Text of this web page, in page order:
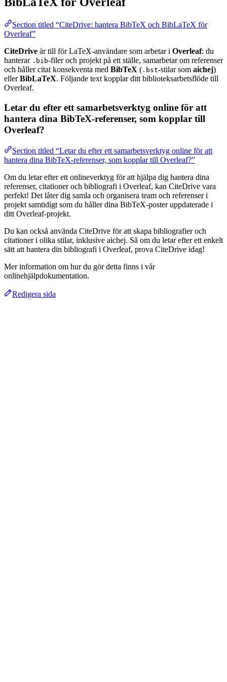
Section titled “CiteDrive: hantera BibTeX och BibLaTeX för
Overleaf”
CiteDrive är till för LaTeX-användare som arbetar i Overleaf: du
hanterar .bib-filer och projekt på ett ställe, samarbetar om referenser
och håller citat konsekventa med BibTeX ( .bst-stilar som aichej)
ellerBibLaTeX. Följande text kopplar ditt biblioteksarbetsflöde till
Overleaf.
Letar du efter ett samarbetsverktyg online för att
hantera dina BibTeX-referenser, som kopplar till
Overleaf?
Section titled “Letar du efter ett samarbetsverktyg online för att
hantera dina BibTeX-referenser, som kopplar till Overleaf?”
Om du letar efter ett onlineverktyg för att hjälpa dig hantera dina
referenser, citationer och bibliografi i Overleaf, kan CiteDrive vara
perfekt! Det låter dig samla och organisera team och referenser i
projekt samtidigt som du håller dina BibTeX-poster uppdaterade i
ditt Overleaf-projekt.
Du kan också använda CiteDrive för att skapa bibliografier och
citationer i olika stilar, inklusive aichej. Så om du letar efter ett enkelt
sätt att hantera din bibliografi i Overleaf, prova CiteDrive idag!
Mer information om hur du gör detta finns i vår
onlinehjälpdokumentation.
Redigera sida